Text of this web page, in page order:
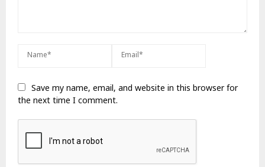
Save my name, email, and website in this browser for
the next time I comment.